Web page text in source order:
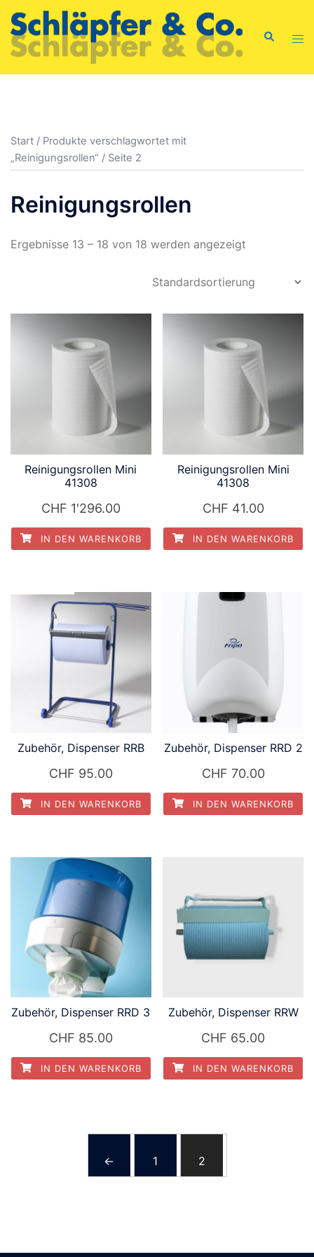
Zum
Inhalt
springen
Suche
Start / Produkte verschlagwortet mit
„Reinigungsrollen“ / Seite 2
Reinigungsrollen
Ergebnisse 13 – 18 von 18 werden angezeigt
Reinigungsrollen Mini
41308
CHF 1'296.00
IN DEN WARENKORB
Reinigungsrollen Mini
41308
CHF 41.00
IN DEN WARENKORB
Zubehör, Dispenser RRB
CHF 95.00
IN DEN WARENKORB
Zubehör, Dispenser RRD 2
CHF 70.00
IN DEN WARENKORB
Zubehör, Dispenser RRD 3
CHF 85.00
IN DEN WARENKORB
Zubehör, Dispenser RRW
CHF 65.00
IN DEN WARENKORB
← 1 2